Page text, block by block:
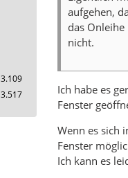
3.109
3.517
aufgehen,
das
nicht.
Ich habe es
Fenster
Wenn es sich
Fenster
Ich kann es